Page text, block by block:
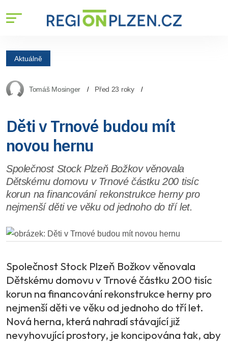
Aktuálně
Tomáš Mosinger Před 23 roky
Děti v Trnové budou mít
novou hernu
Společnost Stock Plzeň Božkov věnovala
Dětskému domovu v Trnové částku 200 tisíc
korun na financování rekonstrukce herny pro
nejmenší děti ve věku od jednoho do tří let.
Společnost Stock Plzeň Božkov věnovala
Dětskému domovu v Trnové částku 200 tisíc
korun na financování rekonstrukce herny pro
nejmenší děti ve věku od jednoho do tří let.
Nová herna, která nahradí stávající již
nevyhovující prostory, je koncipována tak, aby